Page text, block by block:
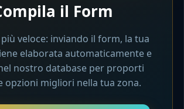
il Form
veloce: inviando il form, la tua
elaborata automaticamente e
nostro database per proporti
opzioni migliori nella tua zona.